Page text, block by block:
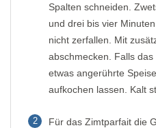
Spalten schneiden.
und drei bis vier
nicht zerfallen. Mit
abschmecken. Falls
etwas angerührte
aufkochen lassen. Kalt
2
Für das Zimtparfait die